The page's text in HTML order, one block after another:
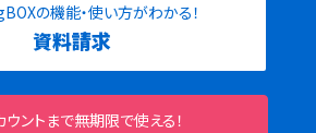
の機能・使い方がわかる！
資料請求
ントまで無期限で使える！